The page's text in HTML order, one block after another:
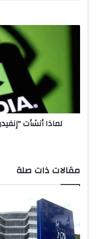
أ
ي
د
م
ق
لماذا أنشأت
مقالات ذات صلة